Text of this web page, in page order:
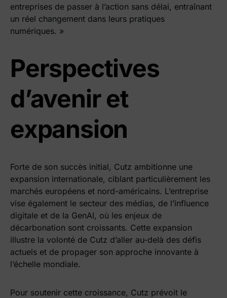
entreprises de passer à l’action sans délai, entraînant
un réel changement dans leurs pratiques
numériques. »
Perspectives
d’avenir et
expansion
Forte de son succès initial, Cutz ambitionne une
expansion internationale, ciblant particulièrement les
marchés européens et nord-américains. L’entreprise
vise également le secteur des médias, de l’influence
digitale et de la GenAI, où les enjeux de
décarbonation sont croissants. Cette expansion
illustre la volonté de Cutz d’aller au-delà des défis
actuels et de propager son approche innovante à
l’échelle mondiale.
Pour soutenir cette croissance, Cutz prévoit le